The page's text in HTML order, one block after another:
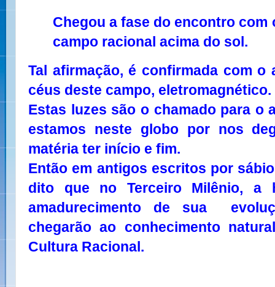
Chegou a fase do encontro com
campo racional acima do sol.
Tal afirmação, é confirmada com o
céus deste campo, eletromagnético.
Estas luzes são o chamado para o
estamos neste globo por nos
matéria ter início e fim.
Então em antigos escritos por
dito que no Terceiro Milênio, a
amadurecimento de sua
chegarão ao conhecimento
Cultura Racional.